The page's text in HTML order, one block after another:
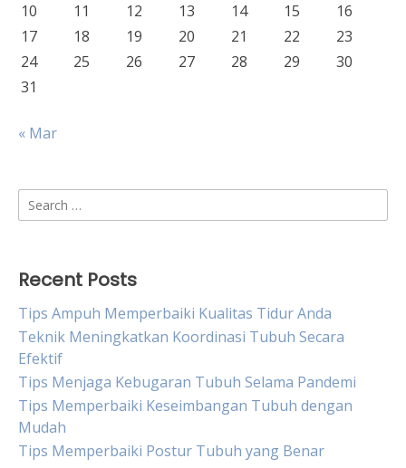
10
11 12 13 14 15
16
17
18 19 20 21 22
23
24
25 26 27 28 29
30
31
« Mar
Search
for:
Recent Posts
Tips Ampuh Memperbaiki Kualitas Tidur Anda
Teknik Meningkatkan Koordinasi Tubuh Secara
Efektif
Tips Menjaga Kebugaran Tubuh Selama Pandemi
Tips Memperbaiki Keseimbangan Tubuh dengan
Mudah
Tips Memperbaiki Postur Tubuh yang Benar